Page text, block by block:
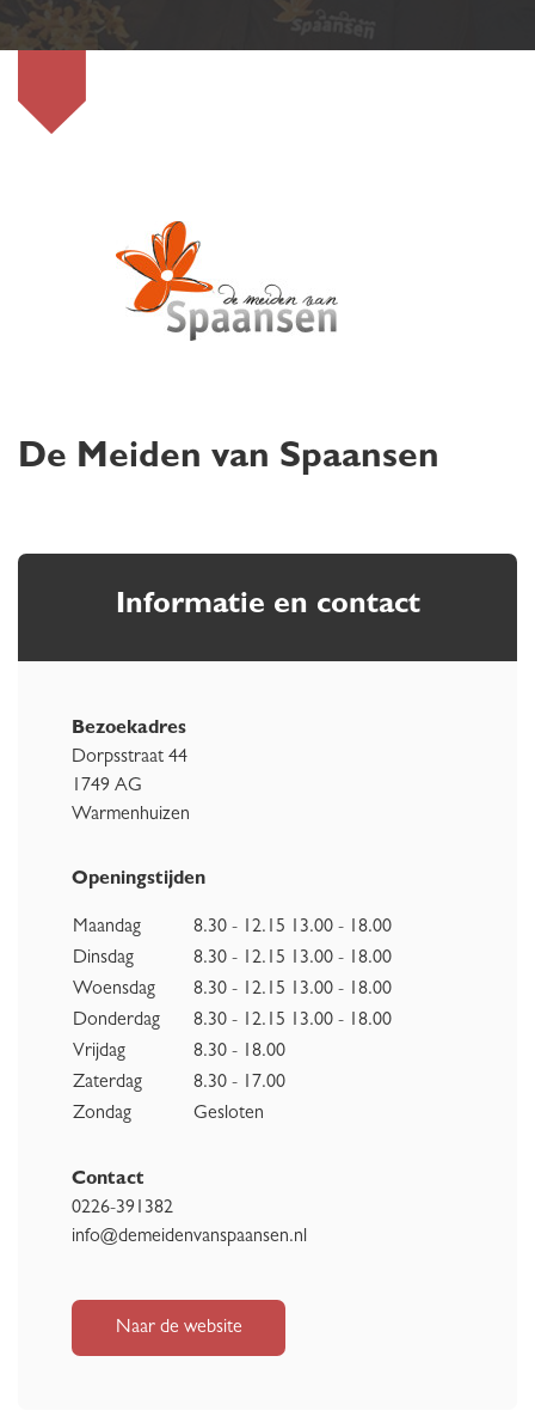
De Meiden van Spaansen
Informatie en contact
Bezoekadres
Dorpsstraat 44
1749 AG
Warmenhuizen
Openingstijden
Maandag
8.30 - 12.15 13.00 - 18.00
Dinsdag
8.30 - 12.15 13.00 - 18.00
Woensdag
8.30 - 12.15 13.00 - 18.00
Donderdag
8.30 - 12.15 13.00 - 18.00
Vrijdag
8.30 - 18.00
Zaterdag
8.30 - 17.00
Zondag
Gesloten
Contact
0226-391382
info@demeidenvanspaansen.nl
Naar de website